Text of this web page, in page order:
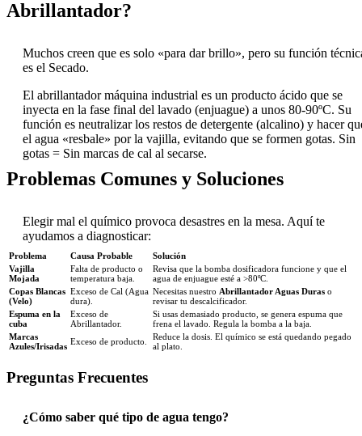
Abrillantador?
Muchos creen que es solo «para dar brillo», pero su función
es el Secado.
El abrillantador máquina industrial es un producto ácido que se
inyecta en la fase final del lavado (enjuague) a unos 80-90ºC. Su
función es neutralizar los restos de detergente (alcalino) y hacer
el agua «resbale» por la vajilla, evitando que se formen gotas. Sin
gotas = Sin marcas de cal al secarse.
Problemas Comunes y Soluciones
Elegir mal el químico provoca desastres en la mesa. Aquí te
ayudamos a diagnosticar:
Problema Causa Probable
Solución
Vajilla
Mojada
Falta de producto o
temperatura baja.
Revisa que la bomba dosificadora funcione y que el
agua de enjuague esté a >80ºC.
Copas Blancas
(Velo)
Exceso de Cal (Agua
dura).
Necesitas nuestro Abrillantador Aguas Duras o
revisar tu descalcificador.
Espuma en la
cuba
Exceso de
Abrillantador.
Si usas demasiado producto, se genera espuma que
frena el lavado. Regula la bomba a la baja.
Marcas
Azules/Irisadas Exceso de producto.
Reduce la dosis. El químico se está quedando pegado
al plato.
Preguntas Frecuentes
¿Cómo saber qué tipo de agua tengo?